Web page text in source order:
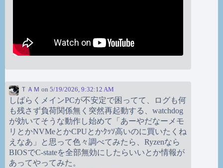
ＴＡＭ on 5/19/2026, 9:32:12 AM
しばらくメインPCが不安定で困ってて、ログも何
も残さず負荷関係無く突然再起動する、watchdog
が効いてそうな動作し始めて「あーやだなーメモ
リとかNVMeとかCPUとかｸｯｿ高いのに買いたくね
えなあ」と思って色々調べてみたら、Ryzenなら
BIOSでC-stateを全部無効にしたらいいとか情報が
あってやってみた。